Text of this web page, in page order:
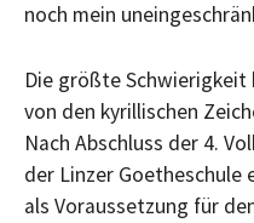
noch mein
Die größte
von den kyrillischen
Nach Abschluss der 4.
der Linzer
als Voraussetzung für